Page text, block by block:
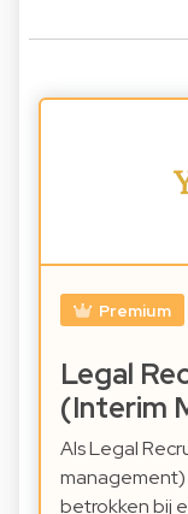
Premium
Legal
(Interim
Als Legal
management)
betrokken bij